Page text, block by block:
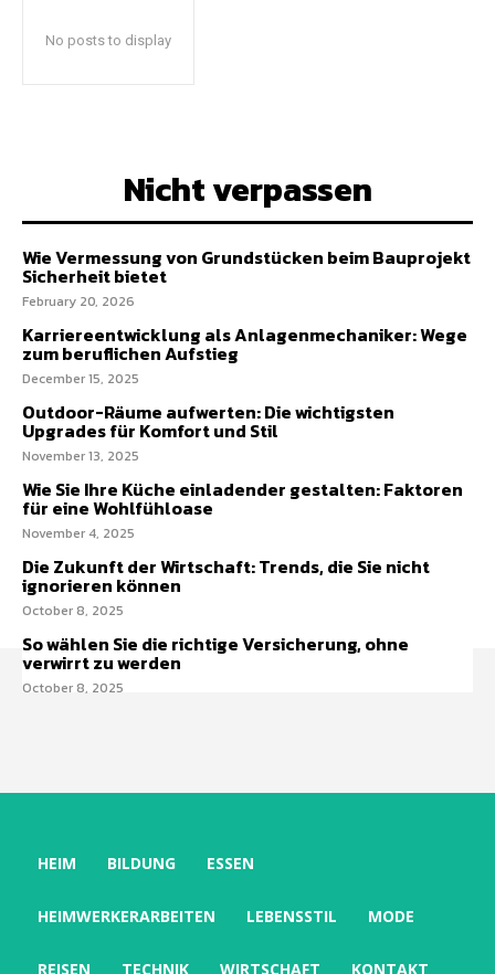
No posts to display
Nicht verpassen
Wie Vermessung von Grundstücken beim Bauprojekt
Sicherheit bietet
February 20, 2026
Karriereentwicklung als Anlagenmechaniker: Wege
zum beruflichen Aufstieg
December 15, 2025
Outdoor-Räume aufwerten: Die wichtigsten
Upgrades für Komfort und Stil
November 13, 2025
Wie Sie Ihre Küche einladender gestalten: Faktoren
für eine Wohlfühloase
November 4, 2025
Die Zukunft der Wirtschaft: Trends, die Sie nicht
ignorieren können
October 8, 2025
So wählen Sie die richtige Versicherung, ohne
verwirrt zu werden
October 8, 2025
HEIM BILDUNG ESSEN
HEIMWERKERARBEITEN LEBENSSTIL MODE
REISEN TECHNIK WIRTSCHAFT KONTAKT